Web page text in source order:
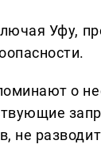
Уфу,
о
не